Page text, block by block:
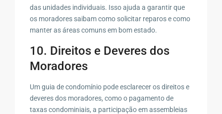
das unidades individuais. Isso ajuda a garantir que
os moradores saibam como solicitar reparos e como
manter as áreas comuns em bom estado.
10. Direitos e Deveres dos
Moradores
Um guia de condomínio pode esclarecer os direitos e
deveres dos moradores, como o pagamento de
taxas condominiais, a participação em assembleias